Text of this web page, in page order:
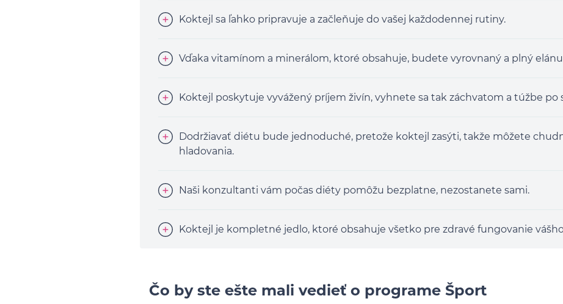
Koktejl sa ľahko pripravuje a začleňuje do vašej každodennej rutiny.
Vďaka vitamínom a minerálom, ktoré obsahuje, budete vyrovnaný a plný
Koktejl poskytuje vyvážený príjem živín, vyhnete sa tak záchvatom a túžbe po
Dodržiavať diétu bude jednoduché, pretože koktejl zasýti, takže môžete
hladovania.
Naši konzultanti vám počas diéty pomôžu bezplatne, nezostanete sami.
Koktejl je kompletné jedlo, ktoré obsahuje všetko pre zdravé fungovanie
Čo by ste ešte mali vedieť o programe Šport